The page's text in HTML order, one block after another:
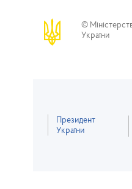
©
України
Президент
України